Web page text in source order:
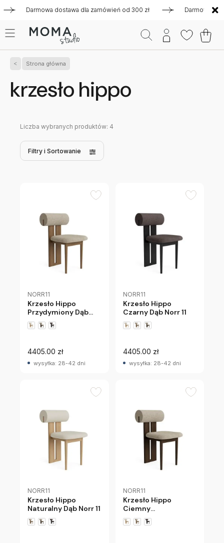
Darmowa dostawa dla zamówień od 300 zł Darmowa
Strona główna
krzesło hippo
Liczba wybranych produktów: 4
Filtry i Sortowanie
NORR11
Krzesło Hippo
Przydymiony Dąb
Norr 11
4405.00 zł
wysyłka: 28-42 dni
NORR11
Krzesło Hippo
Czarny Dąb Norr 11
4405.00 zł
wysyłka: 28-42 dni
NORR11
Krzesło Hippo
Naturalny Dąb Norr 11
NORR11
Krzesło Hippo
Ciemny
Przydymiony Dąb
Norr 11